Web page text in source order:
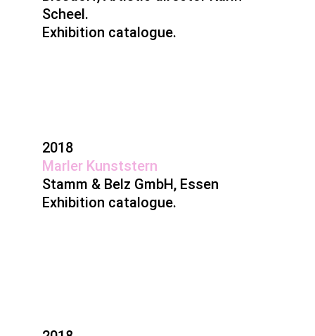
Scheel.
Exhibition catalogue.
2018
Marler Kunststern
Stamm & Belz GmbH, Essen
Exhibition catalogue.